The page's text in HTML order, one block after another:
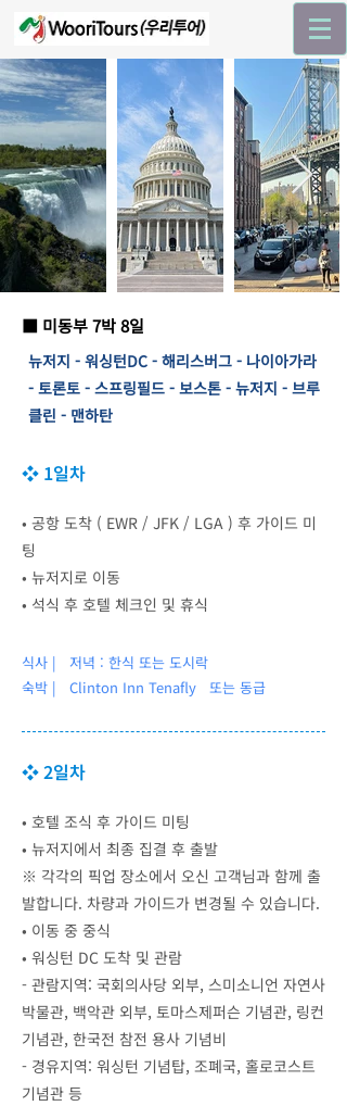
■ 미동부 7박 8일
뉴저지 - 워싱턴DC - 해리스버그 - 나이아가라
- 토론토 - 스프링필드 - 보스톤 - 뉴저지 - 브루
클린 - 맨하탄
❖ 1일차
• 공항 도착 ( EWR / JFK / LGA ) 후 가이드 미
팅
• 뉴저지로 이동
• 석식 후 호텔 체크인 및 휴식
식사 | 저녁 : 한식 또는 도시락
숙박 | Clinton Inn Tenafly 또는 동급
❖ 2일차
• 호텔 조식 후 가이드 미팅
• 뉴저지에서 최종 집결 후 출발
※ 각각의 픽업 장소에서 오신 고객님과 함께 출
발합니다. 차량과 가이드가 변경될 수 있습니다.
• 이동 중 중식
• 워싱턴 DC 도착 및 관람
- 관람지역: 국회의사당 외부, 스미소니언 자연사
박물관, 백악관 외부, 토마스제퍼슨 기념관, 링컨
기념관, 한국전 참전 용사 기념비
- 경유지역: 워싱턴 기념탑, 조폐국, 홀로코스트
기념관 등